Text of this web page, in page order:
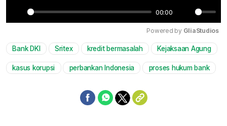
Play
00:00
Mute
Powered by GliaStudios
Bank DKI Sritex kredit bermasalah Kejaksaan Agung
kasus korupsi perbankan Indonesia proses hukum bank